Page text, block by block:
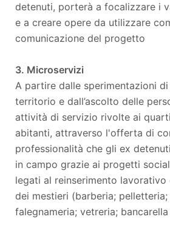
detenuti, porterà a focalizzare i
e a creare opere da utilizzare
comunicazione del progetto
3. Microservizi
A partire dalle sperimentazioni
territorio e dall’ascolto delle
attività di servizio rivolte ai
abitanti, attraverso l'offerta di
professionalità che gli ex
in campo grazie ai progetti
legati al reinserimento
dei mestieri (barberia;
falegnameria; vetreria;